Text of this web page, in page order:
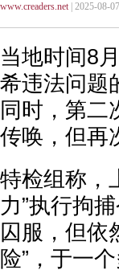
www.creaders.net| 2025-08-
当地时间8
希违法问题
同时，第二
传唤，但再
特检组称，
力”执行拘
囚服，但依
险”，于一